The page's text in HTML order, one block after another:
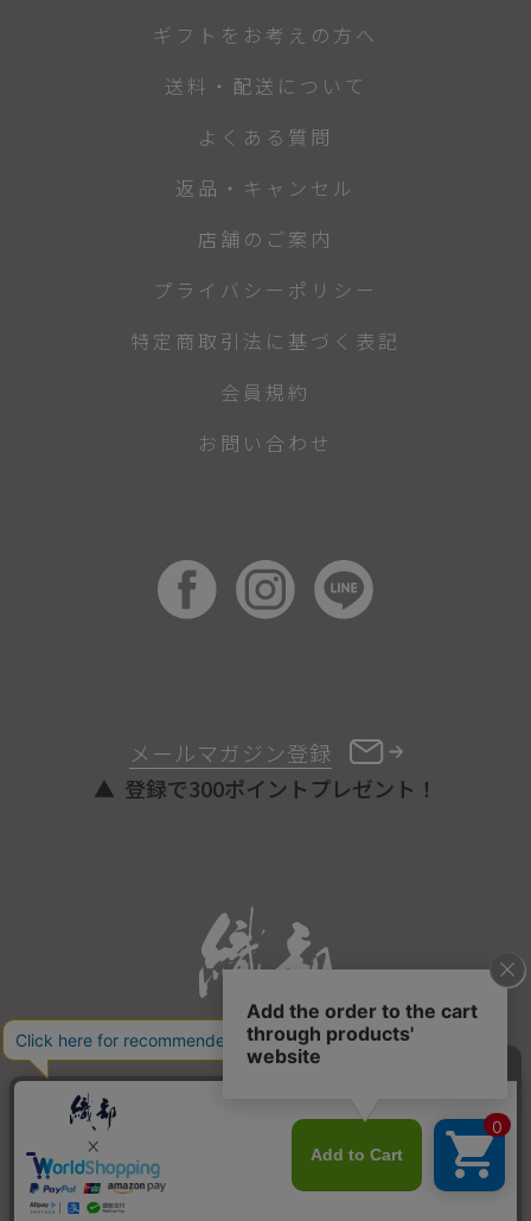
ONLINE STORE
メールマガジン登録
登録で300ポイントプレゼント！
ギフトをお考えの方へ
送料・配送について
よくある質問
返品・キャンセル
店舗のご案内
プライバシーポリシー
特定商取引法に基づく表記
会員規約
お問い合わせ
COPYRIGHT © ORIBE ALL RIGHTS RESERVED.